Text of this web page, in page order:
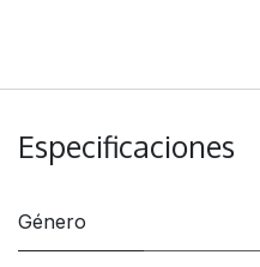
Especificaciones
Género